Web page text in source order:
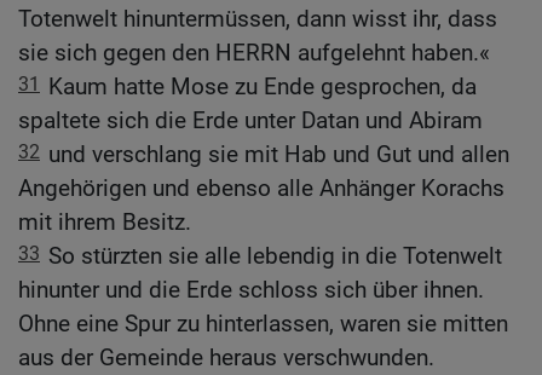
Totenwelt hinuntermüssen, dann wisst ihr, dass
sie sich gegen den HERRN aufgelehnt haben.«
31 Kaum hatte Mose zu Ende gesprochen, da
spaltete sich die Erde unter Datan und Abiram
32 und verschlang sie mit Hab und Gut und allen
Angehörigen und ebenso alle Anhänger Korachs
mit ihrem Besitz.
33 So stürzten sie alle lebendig in die Totenwelt
hinunter und die Erde schloss sich über ihnen.
Ohne eine Spur zu hinterlassen, waren sie mitten
aus der Gemeinde heraus verschwunden.